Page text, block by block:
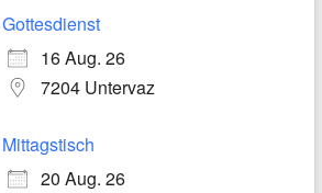
Gottesdienst
16 Aug. 26
7204 Untervaz
Mittagstisch
20 Aug. 26